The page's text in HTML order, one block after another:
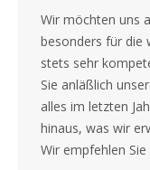
Wir möchten uns
besonders für die
stets sehr
Sie anläßlich
alles im letzten
hinaus, was wir
Wir empfehlen